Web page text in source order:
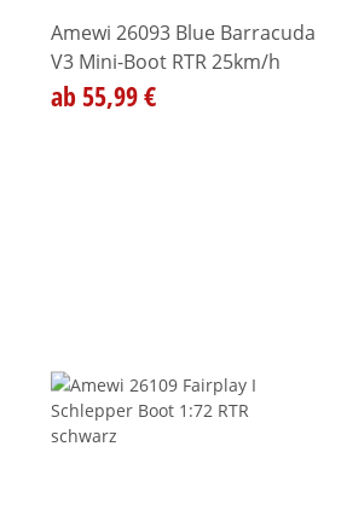
Amewi 26093 Blue Barracuda
V3 Mini-Boot RTR 25km/h
ab 55,99 €